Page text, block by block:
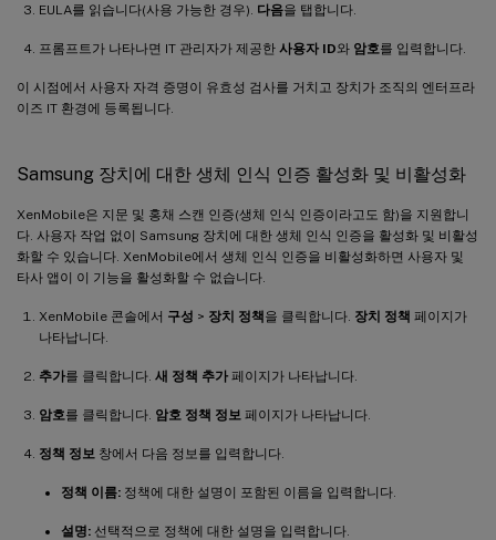
EULA를 읽습니다(사용 가능한 경우). 다음을 탭합니다.
프롬프트가 나타나면 IT 관리자가 제공한 사용자 ID와 암호를 입력합니다.
이 시점에서 사용자 자격 증명이 유효성 검사를 거치고 장치가 조직의 엔터프라
이즈 IT 환경에 등록됩니다.
Samsung 장치에 대한 생체 인식 인증 활성화 및 비활성화
XenMobile은 지문 및 홍채 스캔 인증(생체 인식 인증이라고도 함)을 지원합니
다. 사용자 작업 없이 Samsung 장치에 대한 생체 인식 인증을 활성화 및 비활성
화할 수 있습니다. XenMobile에서 생체 인식 인증을 비활성화하면 사용자 및
타사 앱이 이 기능을 활성화할 수 없습니다.
XenMobile 콘솔에서 구성 > 장치 정책을 클릭합니다. 장치 정책 페이지가
나타납니다.
추가를 클릭합니다. 새 정책 추가 페이지가 나타납니다.
암호를 클릭합니다. 암호 정책 정보 페이지가 나타납니다.
정책 정보 창에서 다음 정보를 입력합니다.
정책 이름: 정책에 대한 설명이 포함된 이름을 입력합니다.
설명: 선택적으로 정책에 대한 설명을 입력합니다.